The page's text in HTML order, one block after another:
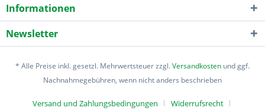
Informationen
Newsletter
* Alle Preise inkl. gesetzl. Mehrwertsteuer zzgl.Versandkosten und ggf.
Nachnahmegebühren, wenn nicht anders beschrieben
Versand und Zahlungsbedingungen Widerrufsrecht